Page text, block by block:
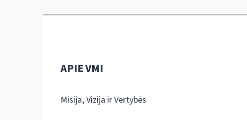
APIE VMI
Misija, Vizija ir Vertybės